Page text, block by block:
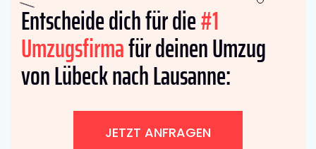
Entscheide dich für die#1
Umzugsfirmafür deinen Umzug
von Lübeck nach Lausanne:
JETZT ANFRAGEN